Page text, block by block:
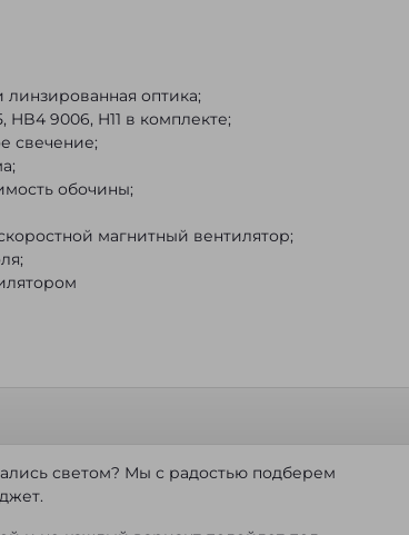
оптика;
9006, H11 в комплекте;
свечение;
обочины;
магнитный вентилятор;
светом? Мы с радостью подберем